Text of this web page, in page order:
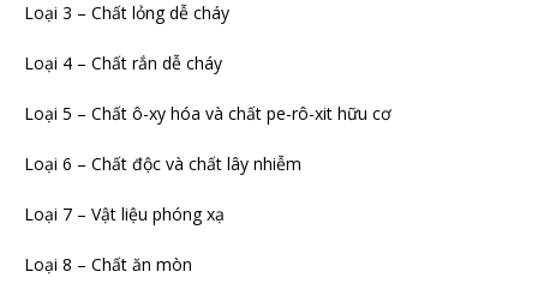
Loại 3 – Chất lỏng dễ cháy
Loại 4 – Chất rắn dễ cháy
Loại 5 – Chất ô-xy hóa và chất pe-rô-xit hữu cơ
Loại 6 – Chất độc và chất lây nhiễm
Loại 7 – Vật liệu phóng xạ
Loại 8 – Chất ăn mòn